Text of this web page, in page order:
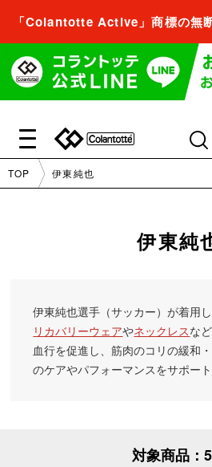
「Colantotte Active」商標の無
会員登録すれ
閉じる
会員登録すれ
商品をお気に入り登録でき
会員登録／ログ
TOP 伊東純也
伊東純
伊東純也選手（サッカー）が着用
リカバリーウェアやネックレスな
血行を促進し、筋肉のコリの緩和
のケアやパフォーマンスをサポート
対象商品：